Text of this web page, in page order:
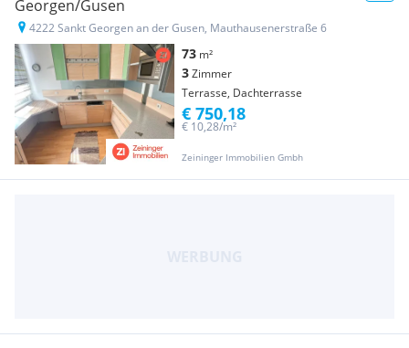
Georgen/Gusen
4222 Sankt Georgen an der Gusen, Mauthausenerstraße 6
73 m²
3Zimmer
Terrasse, Dachterrasse
Zeininger Immobilien Gmbh
€ 10,28/m²
€ 750,18